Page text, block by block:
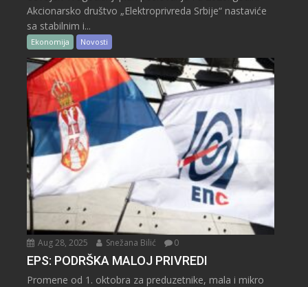
Akcionarsko društvo „Elektroprivreda Srbije“ nastaviće
sa stabilnim i...
Ekonomija Novosti
Aug 28, 2025 Snežana Bilić 0
EPS: PODRŠKA MALOJ PRIVREDI
Promene od 1. oktobra za preduzetnike, mala i mikro